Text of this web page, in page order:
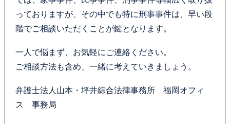
っておりますが、その中でも特に刑事事件は、早い段
階でご相談いただくことが鍵となります。
一人で悩まず、お気軽にご連絡ください。
ご相談方法も含め、一緒に考えていきましょう。
弁護士法人山本・坪井綜合法律事務所 福岡オフィ
ス 事務局